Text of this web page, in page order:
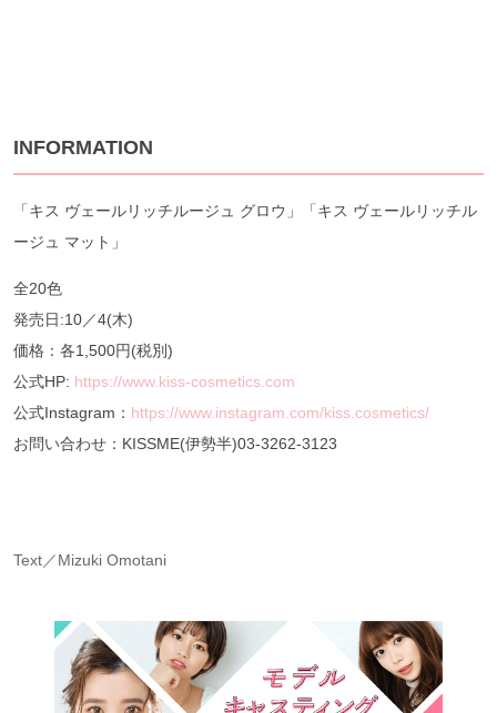
INFORMATION
「キス ヴェールリッチルージュ グロウ」「キス ヴェールリッチル
ージュ マット」
全20色
発売日:10／4(木)
価格：各1,500円(税別)
公式HP: https://www.kiss-cosmetics.com
公式Instagram： https://www.instagram.com/kiss.cosmetics/
お問い合わせ：KISSME(伊勢半)03-3262-3123
Text／Mizuki Omotani